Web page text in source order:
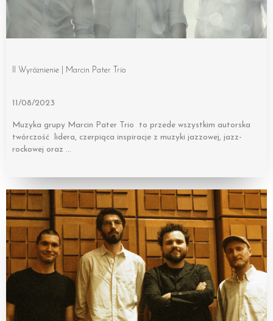
II Wyróżnienie | Marcin Pater Trio
11/08/2023
Muzyka grupy Marcin Pater Trio to przede wszystkim autorska
twórczość lidera, czerpiąca inspiracje z muzyki jazzowej, jazz-
rockowej oraz …